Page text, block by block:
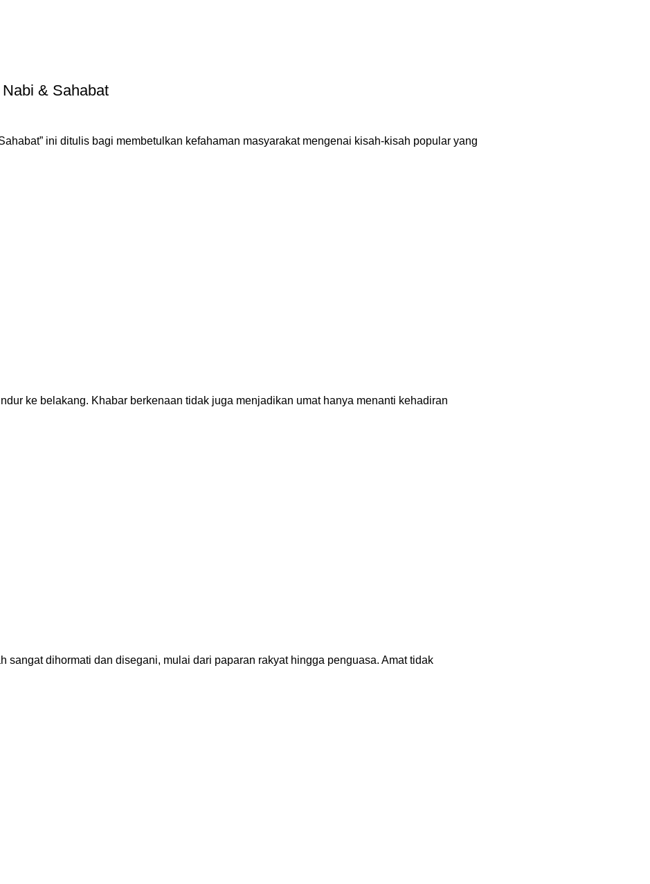
& Sahabat
ini ditulis bagi membetulkan kefahaman masyarakat mengenai kisah-kisah popular yang
ke belakang. Khabar berkenaan tidak juga menjadikan umat hanya menanti kehadiran
dihormati dan disegani, mulai dari paparan rakyat hingga penguasa. Amat tidak